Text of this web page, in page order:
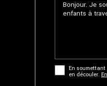
En
en découler.